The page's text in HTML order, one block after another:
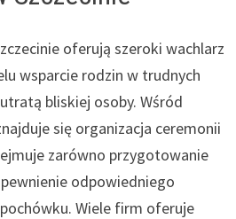
oferują szeroki wachlarz
wsparcie rodzin w trudnych
bliskiej osoby. Wśród
się organizacja ceremonii
zarówno przygotowanie
odpowiedniego
Wiele firm oferuje